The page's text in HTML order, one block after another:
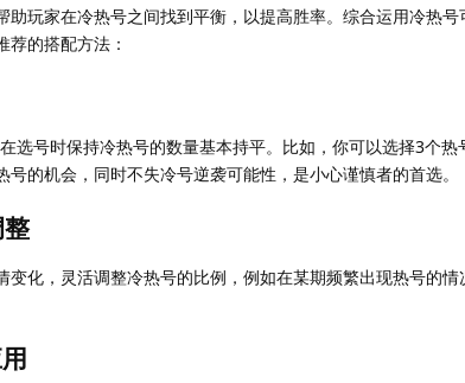
助玩家在冷热号之间找到平衡，以提高胜率。综合运用冷热
荐的搭配方法：
选号时保持冷热号的数量基本持平。比如，你可以选择3个
的机会，同时不失冷号逆袭可能性，是小心谨慎者的首选。
变化，灵活调整冷热号的比例，例如在某期频繁出现热号的